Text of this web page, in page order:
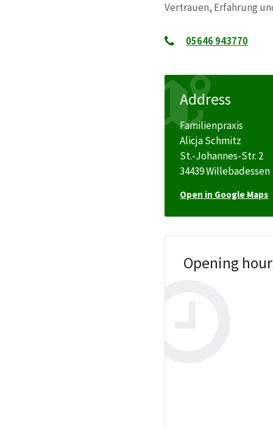
Vertrauen, Erfahrung
05646 943770
Address
Familienpraxis
Alicja Schmitz
St.-Johannes-Str. 2
34439 Willebadessen
Open in Google Maps
Opening